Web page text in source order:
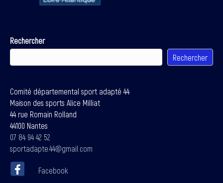
Rechercher
Rechercher
Comité départemental sport adapté 44
Maison des sports Alice Milliat
44 rue Romain Rolland
44100 Nantes
07 84 94 42 52
sportadapte.44@gmail.com
Facebook